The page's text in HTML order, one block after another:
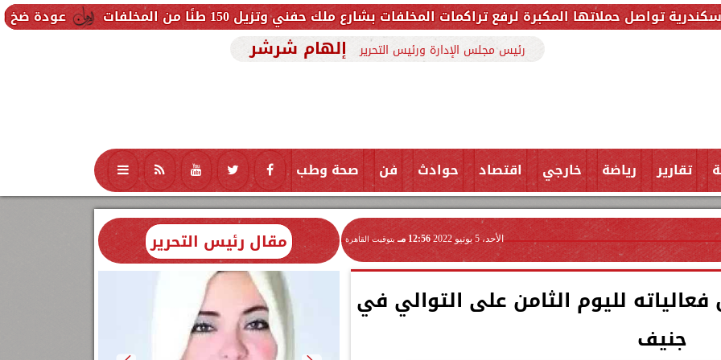
عودة ضخ المياه تدريجيًا المكبرة لرفع تراكمات المخلفات بشارع ملك حفني وتزيل 150 طنًا من المخلفات
رئيس مجلس الإدارة ورئيس التحرير إلهام شرشر
تقارير رياضة خارجي اقتصاد حوادث فن صحة وطب تكنولوجيا منوعات محافظات
الأحد، 5 يونيو 2022 12:56 مـ بتوقيت القاهرة
لليوم الثامن على التوالي في
جنيف
مقال رئيس التحرير